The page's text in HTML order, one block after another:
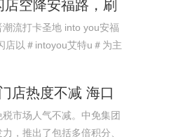
空降安福路，刷
流打卡圣地 into you安福
店以＃intoyou艾特u＃为主
店热度不减 海口
市场人气不减。中免集团
，推出了包括多倍积分、